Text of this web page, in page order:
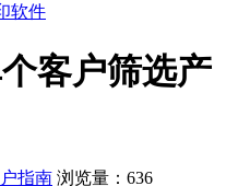
软件
客户筛选产
指南 浏览量：636